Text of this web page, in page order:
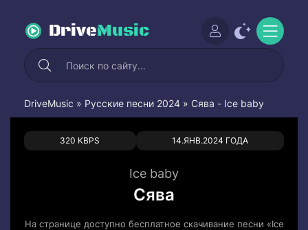
DriveMusic
DriveMusic » Русские песни 2024 » Сява - Ice baby
320 KBPS 14.ЯНВ.2024 ГОДА
0 0
Ice baby
Сява
На странице доступно бесплатное скачивание песни «Ice